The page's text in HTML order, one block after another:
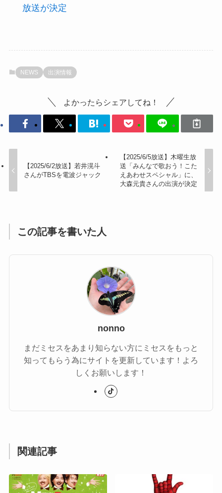
放送が決定
NEWS 出演情報
よかったらシェアしてね！
【2025/6/2放送】若井滉斗
さんがTBSを電波ジャック
【2025/6/5放送】木曜生放
送「みんなで歌おう！こた
えあわせスペシャル」に、
大森元貴さんの出演が決定
この記事を書いた人
nonno
まだミセスをあまり知らない方にミセスをもっと
知ってもらう為にサイトを更新しています！よろ
しくお願いします！
関連記事